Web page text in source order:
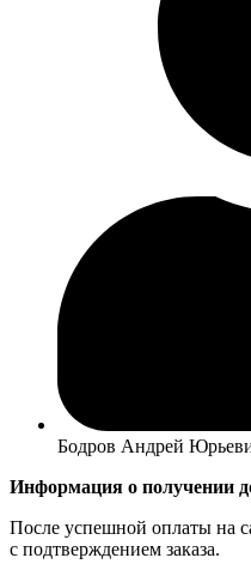
Бодров Андрей
Информация о получении
После успешной оплаты на
с подтверждением заказа.